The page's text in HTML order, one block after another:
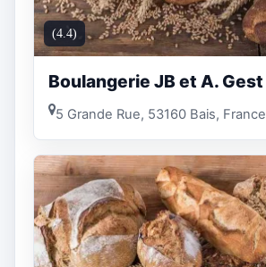
(4.4)
Boulangerie JB et A. Gest
5 Grande Rue, 53160 Bais, France